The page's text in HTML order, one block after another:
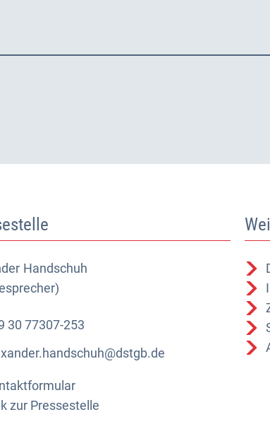
Handschuh
Handschuh (Pressesprecher)
30 77307-253
zur Pressestelle